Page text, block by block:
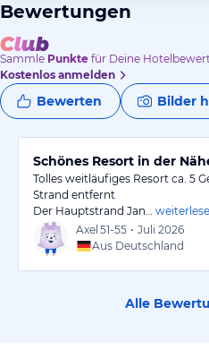
Bewertungen
Sammle Punkte für Deine
Kostenlos anmelden
Bewerten Bilder
Schönes Resort in der
Tolles weitläufiges Resort ca. 5
Strand entfernt
Der Hauptstrand Jan…
Axel 51-55 • Juli 2026
Aus Deutschland
Alle